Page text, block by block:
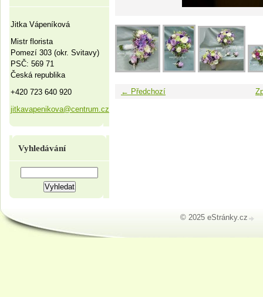
← Předchozí
Jitka Vápeníková
Mistr florista
Pomezí 303 (okr. Svitavy)
PSČ: 569 71
Česká republika
+420 723 640 920
jitkavapenikova@centrum.cz
Vyhledávání
© 2025 eStránky.cz